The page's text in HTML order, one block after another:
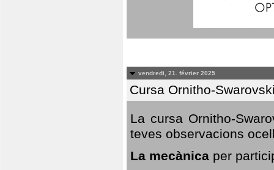
vendredi, 21. février 2025
Cursa Ornitho-
La cursa Ornitho-
teves observacions
La mecànica per